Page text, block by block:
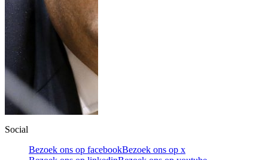
Social
Bezoek ons op facebookBezoek ons op x